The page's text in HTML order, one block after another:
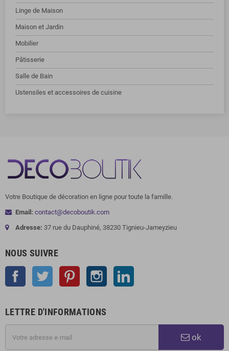
Linge de Maison
Maison et Jardin
Mobilier
Pâtisserie
Salle de Bain
Ustensiles et accessoires de cuisine
Votre Boutique de décoration en ligne pour toute la famille.
Email: contact@decoboutik.com
Adresse: 37 rue du Dauphiné, 38230 Tignieu-Jameyzieu
NOUS SUIVRE
Facebook Twitter Pinterest Instagram
LETTRE D'INFORMATIONS
ok